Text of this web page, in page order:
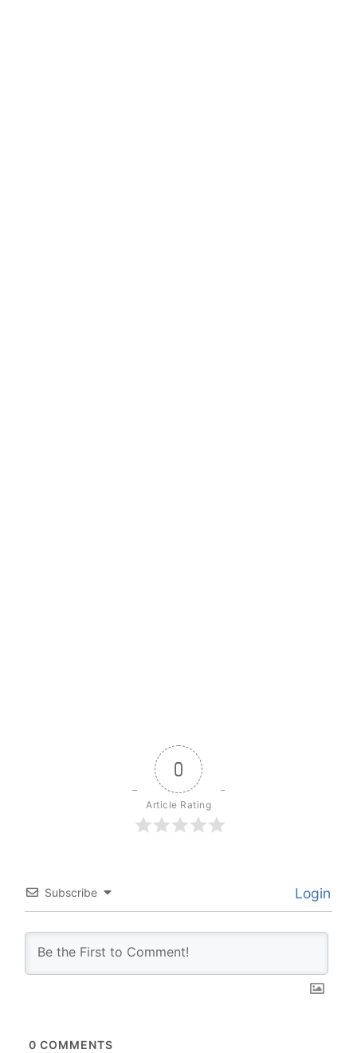
0
Article Rating
Subscribe Login
0 COMMENTS